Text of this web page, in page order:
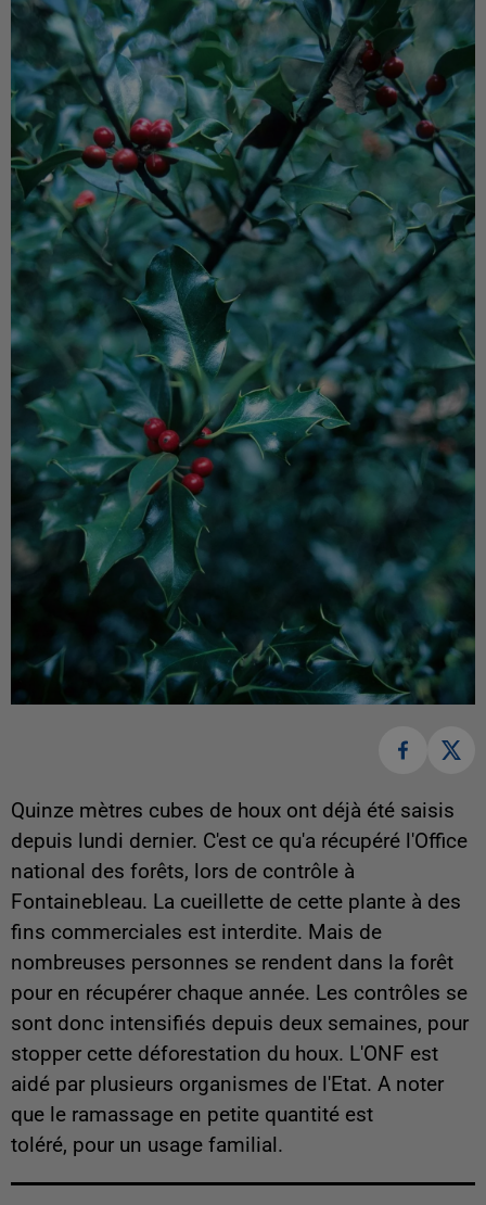
Quinze mètres cubes de houx ont déjà été saisis
depuis lundi dernier. C'est ce qu'a récupéré l'Office
national des forêts, lors de contrôle à
Fontainebleau. La cueillette de cette plante à des
fins commerciales est interdite. Mais de
nombreuses personnes se rendent dans la forêt
pour en récupérer chaque année. Les contrôles se
sont donc intensifiés depuis deux semaines, pour
stopper cette déforestation du houx. L'ONF est
aidé par plusieurs organismes de l'Etat. A noter
que le ramassage en petite quantité est
toléré, pour un usage familial.